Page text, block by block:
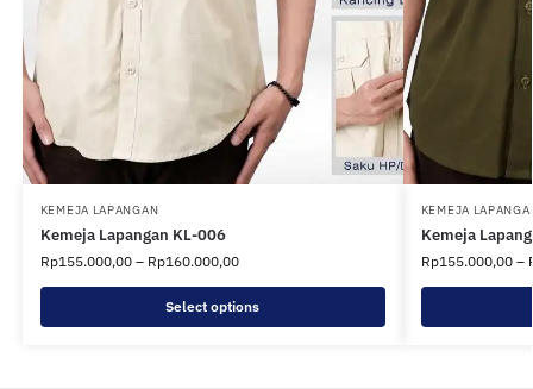
KEMEJA LAPANGAN
Kemeja Lapangan KL-006
Rp155.000,00 – Rp160.000,00
Select options
KEMEJA
Kemeja
Rp155.000,00 –